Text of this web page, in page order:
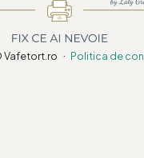
Vafetort.ro · Politica de